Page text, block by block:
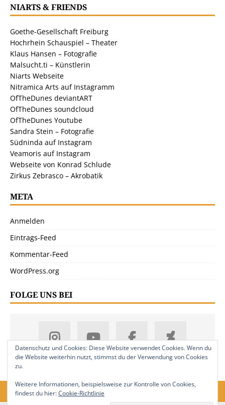
NIARTS & FRIENDS
Goethe-Gesellschaft Freiburg
Hochrhein Schauspiel – Theater
Klaus Hansen – Fotografie
Malsucht.ti – Künstlerin
Niarts Webseite
Nitramica Arts auf Instagramm
OfTheDunes deviantART
OfTheDunes soundcloud
OfTheDunes Youtube
Sandra Stein – Fotografie
Südninda auf Instagram
Veamoris auf Instagram
Webseite von Konrad Schlude
Zirkus Zebrasco – Akrobatik
META
Anmelden
Eintrags-Feed
Kommentar-Feed
WordPress.org
FOLGE UNS BEI
Datenschutz und Cookies: Diese Website verwendet Cookies. Wenn du
die Website weiterhin nutzt, stimmst du der Verwendung von Cookies
zu.
Weitere Informationen, beispielsweise zur Kontrolle von Cookies,
findest du hier:Cookie-Richtlinie